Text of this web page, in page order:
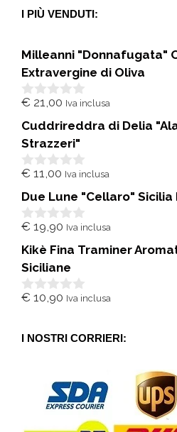
I PIÙ VENDUTI:
Milleanni "Donnafugata"
Extravergine di Oliva
0
u
5
€ 21,00 Iva inclusa
Cuddrireddra di Delia
Strazzeri"
0
u
5
€ 11,00 Iva inclusa
Due Lune "Cellaro" Sicilia
0
u
5
€ 19,90 Iva inclusa
Kikè Fina Traminer
Siciliane
0
5
€ 10,90 Iva inclusa
I NOSTRI CORRIERI: